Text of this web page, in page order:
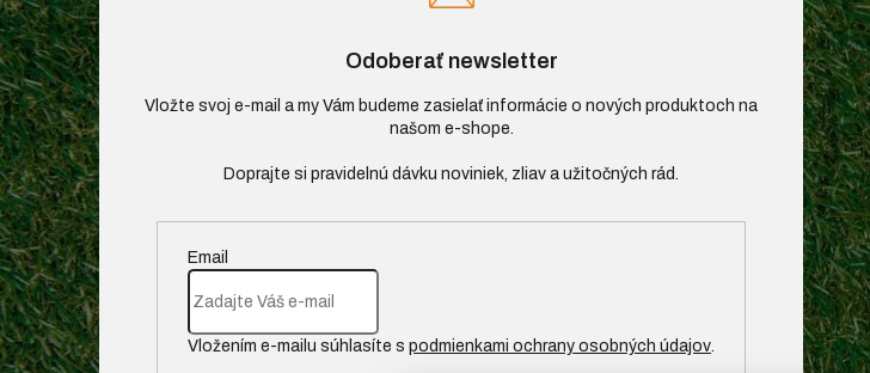
Odoberať newsletter
Vložte svoj e-mail a my Vám budeme zasielať informácie o nových produktoch na
našom e-shope.
Email
Vložením e-mailu súhlasíte s podmienkami ochrany osobných údajov